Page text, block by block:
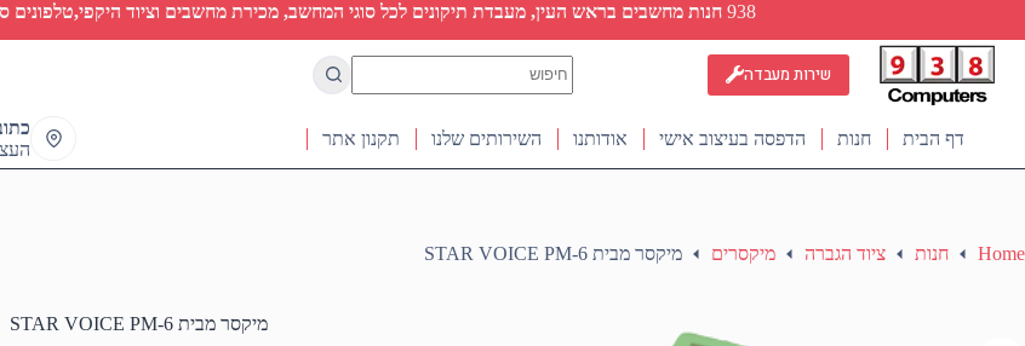
content
938 חנות מחשבים בראש העין, מעבדת תיקונים לכל סוגי המחשב, מכירת מחשבים וציוד היקפי,טלפונים
שירות מעבדה
results
דף הבית
חנות הדפסה בעיצוב אישי אודותנו השירותים שלנו תקנון אתר
Home חנות ציוד הגברה מיקסרים מיקסר מבית STAR VOICE PM-6
מיקסר מבית STAR VOICE PM-6